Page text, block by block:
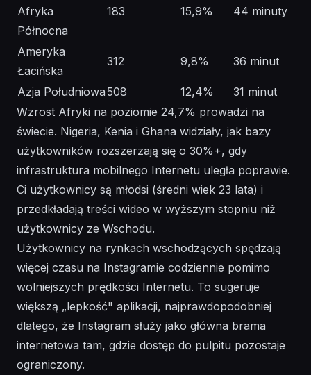
Afryka
Północna
183 15,9% 44 minuty
Ameryka
Łacińska
312 9,8% 36 minut
Azja Południowa508 12,4%
31 minut
Wzrost Afryki na poziomie 24,7% prowadzi na
świecie. Nigeria, Kenia i Ghana widziały, jak bazy
użytkowników rozszerzają się o 30%+, gdy
infrastruktura mobilnego Internetu uległa poprawie.
Ci użytkownicy są młodsi (średni wiek 23 lata) i
przedkładają treści wideo w wyższym stopniu niż
użytkownicy ze Wschodu.
Użytkownicy na rynkach wschodzących spędzają
więcej czasu na Instagramie codziennie pomimo
wolniejszych prędkości Internetu. To sugeruje
większą „lepkość" aplikacji, najprawdopodobniej
dlatego, że Instagram służy jako główna brama
internetowa tam, gdzie dostęp do pulpitu pozostaje
ograniczony.